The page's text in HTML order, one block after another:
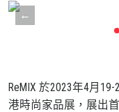
ReMIX 於2023年4月
港時尚家品展，展出